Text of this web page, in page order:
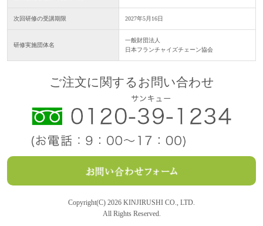
次回研修の受講期限 2027年5月16日
研修実施団体名
一般財団法人
日本フランチャイズチェーン協会
ご注文に関するお問い合わせ
Copyright(C) 2026 KINJIRUSHI CO., LTD.
All Rights Reserved.